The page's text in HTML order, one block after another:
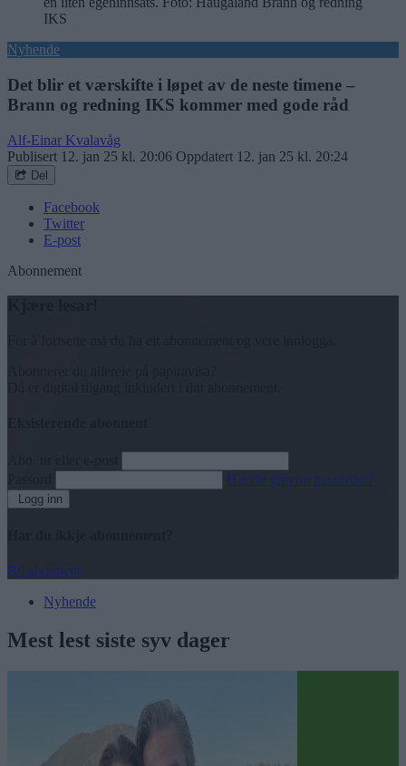
IKS
Nyhende
Det blir et værskifte i løpet av de neste timene –
Brann og redning IKS kommer med gode råd
Alf-Einar Kvalavåg
Publisert 12. jan 25 kl. 20:06 Oppdatert 12. jan 25 kl. 20:24
Del
Facebook
Twitter
E-post
Abonnement
Har du gløymt passordet?
Logg inn
Bli abonnent
Nyhende
Mest lest siste syv dager